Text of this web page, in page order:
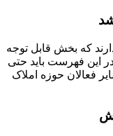
که بخش قابل توجه
این فهرست باید حتی
فعالان حوزه املاک